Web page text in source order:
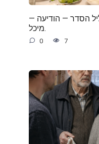
— אמא, יוסי לא יישב איתנו בליל הסדר — הודיעה
מיכל.
0 7